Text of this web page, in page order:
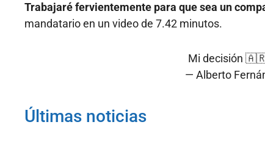
Trabajaré fervientemente para que sea un
mandatario en un video de 7.42 minutos.
Mi decisión
— Alberto
Últimas noticias